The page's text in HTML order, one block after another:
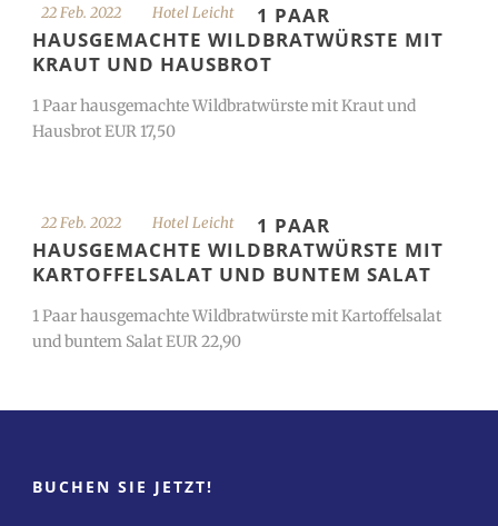
22 Feb. 2022 Hotel Leicht
1 PAAR
HAUSGEMACHTE WILDBRATWÜRSTE MIT
KRAUT UND HAUSBROT
1 Paar hausgemachte Wildbratwürste mit Kraut und
Hausbrot EUR 17,50
22 Feb. 2022 Hotel Leicht
1 PAAR
HAUSGEMACHTE WILDBRATWÜRSTE MIT
KARTOFFELSALAT UND BUNTEM SALAT
1 Paar hausgemachte Wildbratwürste mit Kartoffelsalat
und buntem Salat EUR 22,90
BUCHEN SIE JETZT!